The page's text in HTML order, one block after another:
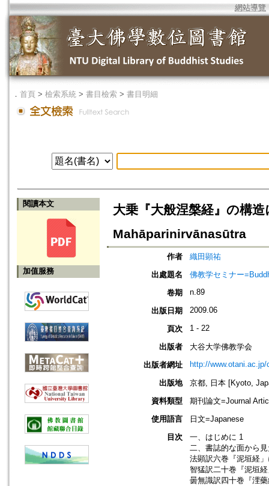
網站導覽
． 首頁 > 檢索系統 > 書目檢索 > 書目明細
閱讀本文
加值服務
大乗『大般涅槃経』の構
Mahāparinirvānasūtra
作者
織田顕祐
出處題名
佛教学セミナー
卷期
n.89
出版日期 2009.06
頁次 1 - 22
出版者
大谷大学佛教学会
出版者網址
http://
出版地
京都, 日本 [Kyoto,
資料類型
期刊論文=Journal
使用語言
日文=Japanese
目次
一、はじめに 1
二、書誌的な面から
法顕訳六巻『泥垣経
智猛訳二十巻『泥垣
曇無識訳四十巻『浬